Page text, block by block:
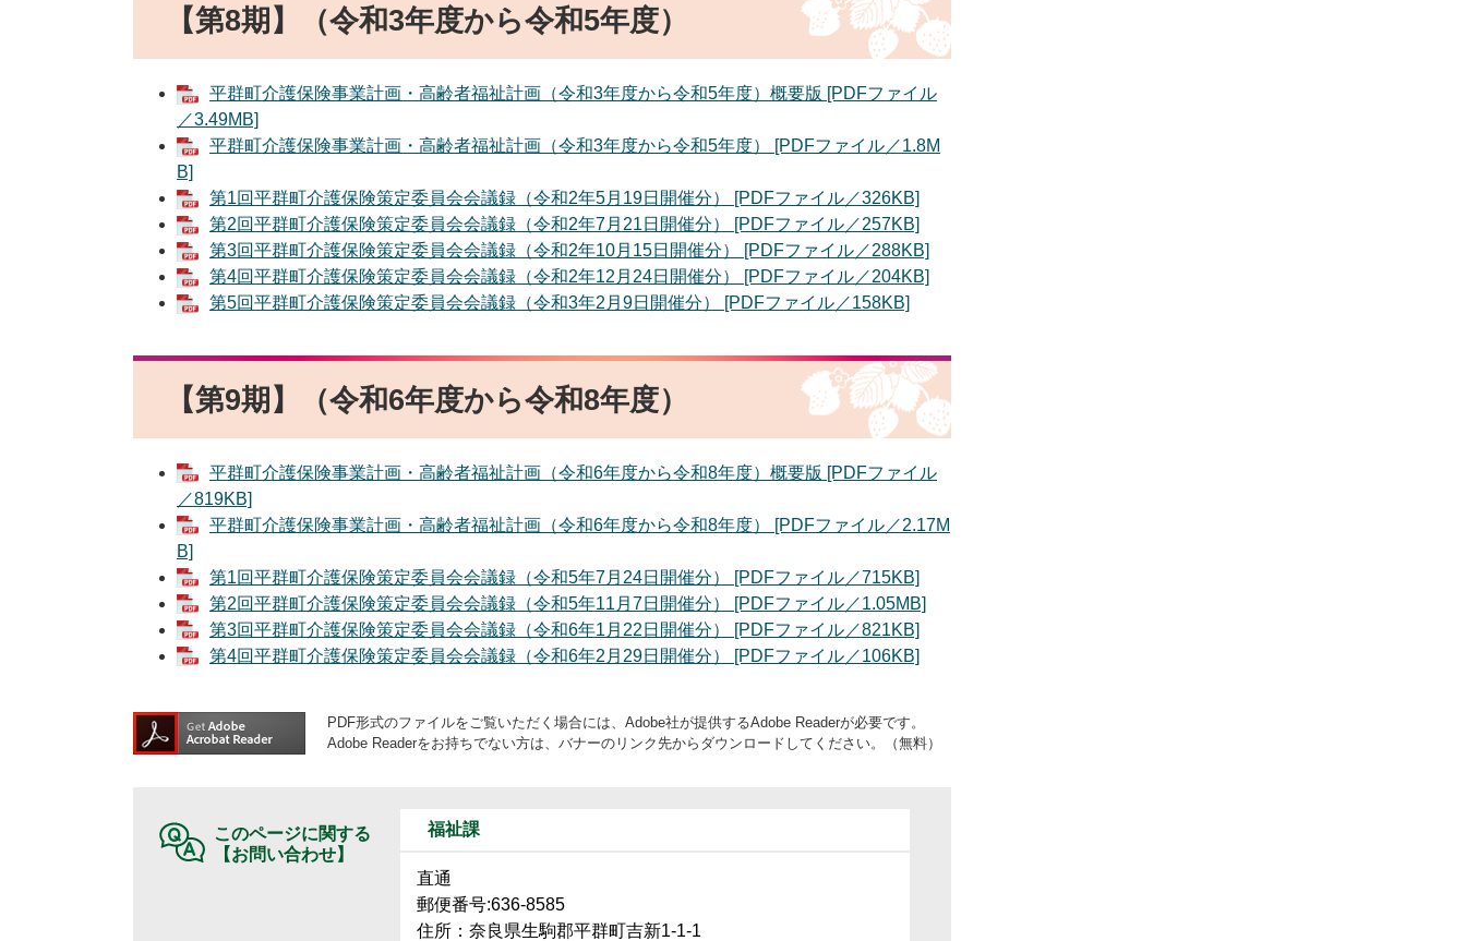
【第8期】（令和3年度から令和5年度）
平群町介護保険事業計画・高齢者福祉計画（令和3年度から令和5年度）概要版 [PDFファイル
／3.49MB]
平群町介護保険事業計画・高齢者福祉計画（令和3年度から令和5年度） [PDFファイル／1.8M
B]
第1回平群町介護保険策定委員会会議録（令和2年5月19日開催分） [PDFファイル／326KB]
第2回平群町介護保険策定委員会会議録（令和2年7月21日開催分） [PDFファイル／257KB]
第3回平群町介護保険策定委員会会議録（令和2年10月15日開催分） [PDFファイル／288KB]
第4回平群町介護保険策定委員会会議録（令和2年12月24日開催分） [PDFファイル／204KB]
第5回平群町介護保険策定委員会会議録（令和3年2月9日開催分） [PDFファイル／158KB]
【第9期】（令和6年度から令和8年度）
平群町介護保険事業計画・高齢者福祉計画（令和6年度から令和8年度）概要版 [PDFファイル
／819KB]
平群町介護保険事業計画・高齢者福祉計画（令和6年度から令和8年度） [PDFファイル／2.17M
B]
第1回平群町介護保険策定委員会会議録（令和5年7月24日開催分） [PDFファイル／715KB]
第2回平群町介護保険策定委員会会議録（令和5年11月7日開催分） [PDFファイル／1.05MB]
第3回平群町介護保険策定委員会会議録（令和6年1月22日開催分） [PDFファイル／821KB]
第4回平群町介護保険策定委員会会議録（令和6年2月29日開催分） [PDFファイル／106KB]
PDF形式のファイルをご覧いただく場合には、Adobe社が提供するAdobe Readerが必要です。
Adobe Readerをお持ちでない方は、バナーのリンク先からダウンロードしてください。（無料）
このページに関する
【お問い合わせ】
福祉課
直通
郵便番号:636-8585
住所：奈良県生駒郡平群町吉新1-1-1